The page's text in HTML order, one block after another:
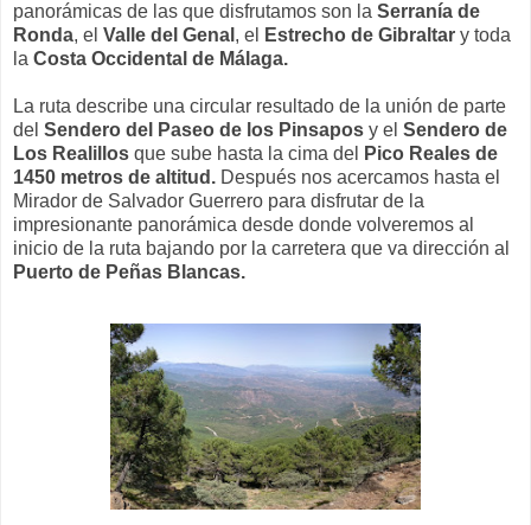
panorámicas de las que disfrutamos son la Serranía de
Ronda, el Valle del Genal , el Estrecho de Gibraltar y toda
la Costa Occidental de Málaga.
La ruta describe una circular resultado de la unión de parte
del Sendero del Paseo de los Pinsapos y el Sendero de
Los Realillos que sube hasta la cima del
Pico Reales de
1450 metros de altitud. Después nos acercamos hasta el
Mirador de Salvador Guerrero para disfrutar de la
impresionante panorámica desde donde volveremos al
inicio de la ruta bajando por la carretera que va dirección al
Puerto de Peñas Blancas.